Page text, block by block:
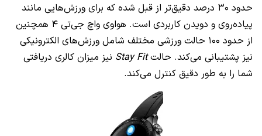
حدود ۳۰ درصد دقیق‌تر از قبل شده که برای ورزش‌هایی مانند
پیاده‌روی و دویدن کاربردی است. هواوی واچ جی‌تی ۴ همچنین
از حدود ۱۰۰ حالت ورزشی مختلف شامل ورزش‌های الکترونیکی
نیز پشتیبانی می‌کند. حالتStay Fit نیز میزان کالری دریافتی
شما را به طور دقیق کنترل می‌کند.